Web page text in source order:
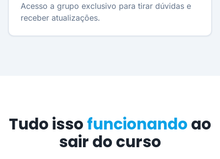
Acesso a grupo exclusivo para tirar dúvidas e
receber atualizações.
Tudo isso funcionando ao
sair do curso